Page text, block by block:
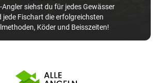
Angler siehst du für jedes Gewässer
jede Fischart die erfolgreichsten
Köder und Beisszeiten!